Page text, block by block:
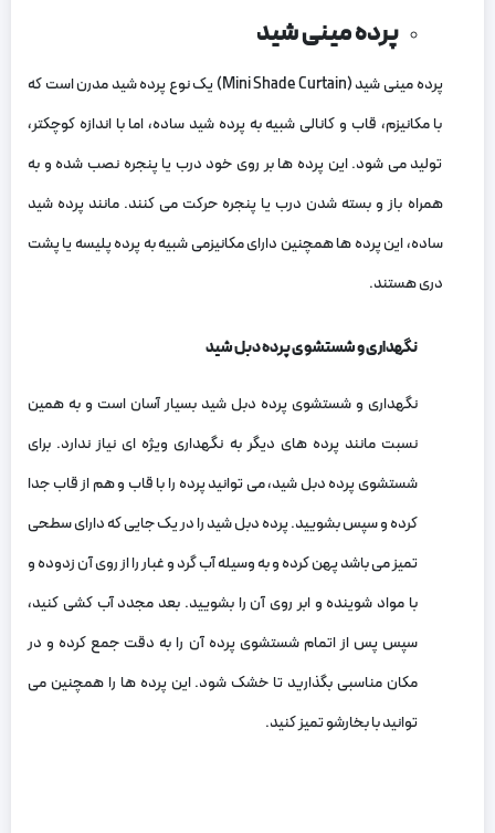
پرده مینی شید
پرده مینی شید (Mini Shade Curtain) یک نوع پرده شید مدرن است که
با مکانیزم، قاب و کانالی شبیه به پرده شید ساده، اما با اندازه کوچکتر،
تولید می‌ شود. این پرده‌ ها بر روی خود درب یا پنجره نصب شده و به
همراه باز و بسته شدن درب یا پنجره حرکت می‌ کنند. مانند پرده شید
ساده، این پرده‌ ها همچنین دارای مکانیزمی شبیه به پرده پلیسه یا پشت
دری هستند.
نگهداری و شستشوی پرده دبل شید
نگهداری و شستشوی پرده دبل شید بسیار آسان است و به‌ همین
نسبت مانند پرده‌ های دیگر به نگهداری ویژه‌ ای نیاز ندارد. برای
شستشوی پرده دبل شید، می‌ توانید پرده را با قاب و هم از قاب جدا
کرده و سپس بشویید. پرده دبل شید را در یک جایی که دارای سطحی
تمیز می‌ باشد پهن کرده و به وسیله آب گرد و غبار را از روی آن زدوده و
با مواد شوینده و ابر روی آن را بشویید. بعد مجدد آب‌ کشی کنید،
سپس پس از اتمام شستشوی پرده آن را به دقت جمع کرده و در
مکان مناسبی بگذارید تا خشک شود. این پرده‌ ها را همچنین می‌
توانید با بخارشو تمیز کنید.